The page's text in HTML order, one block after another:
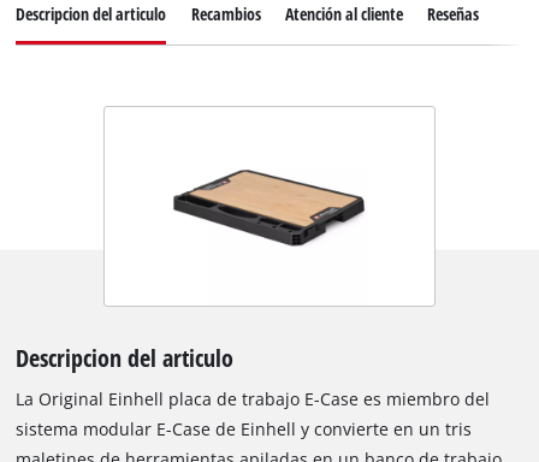
Descripcion del articulo Recambios Atención al cliente Reseñas
Descripcion del articulo
La Original Einhell placa de trabajo E-Case es miembro del
sistema modular E-Case de Einhell y convierte en un tris